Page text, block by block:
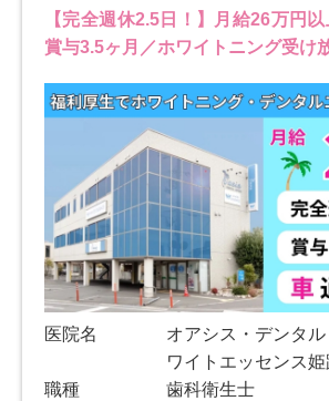
【完全週休2.5日！】月給26万円
賞与3.5ヶ月／ホワイトニング受け
医院名
オアシス・デンタ
ワイトエッセンス姫
職種
歯科衛生士